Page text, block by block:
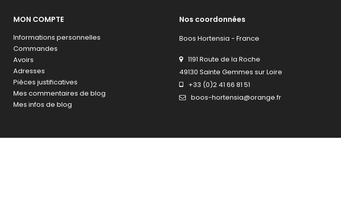
MON COMPTE
Informations personnelles
Commandes
Avoirs
Adresses
Pièces justificatives
Mes commentaires de blog
Mes infos de blog
Nos coordonnées
Boos Hortensia - France
1191 Route de la Roche
49130 Sainte Gemmes sur Loire
+33 (0)2 41 66 81 51
boos-hortensia@orange.fr